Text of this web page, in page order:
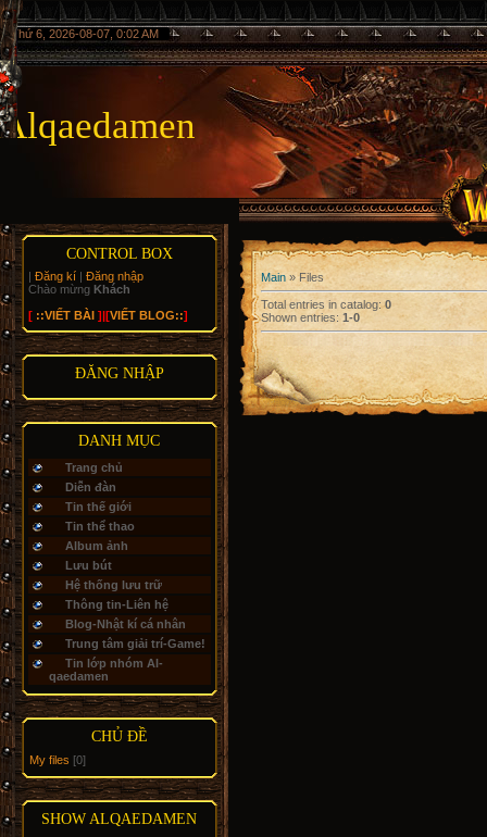
Thứ 6, 2026-08-07, 0:02 AM
Alqaedamen
CONTROL BOX
| Đăng kí | Đăng nhập
Chào mừng Khách
[ ::VIẾT BÀI ]|[VIẾT BLOG::]
ĐĂNG NHẬP
DANH MỤC
Trang chủ
Diễn đàn
Tin thế giới
Tin thể thao
Album ảnh
Lưu bút
Hệ thống lưu trữ
Thông tin-Liên hệ
Blog-Nhật kí cá nhân
Trung tâm giải trí-Game!
Tin lớp nhóm Al-
qaedamen
CHỦ ĐỀ
My files [0]
SHOW ALQAEDAMEN
Main »Files
Total entries in catalog:0
Shown entries: 1-0